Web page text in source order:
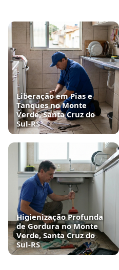
Liberação em Pias e
Tanques no Monte
Verde, Santa Cruz do
Sul‑RS
Higienização Profunda
de Gordura no Monte
Verde, Santa Cruz do
Sul‑RS